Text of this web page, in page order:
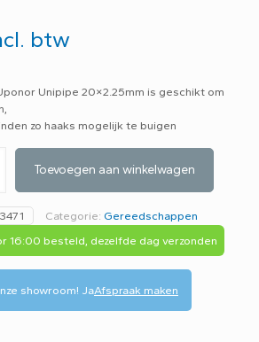
btw
Unipipe 20×2.25mm is geschikt om
zo haaks mogelijk te buigen
Toevoegen aan winkelwagen
3471 Categorie: Gereedschappen
16:00 besteld, dezelfde dag verzonden
showroom! JaAfspraak maken